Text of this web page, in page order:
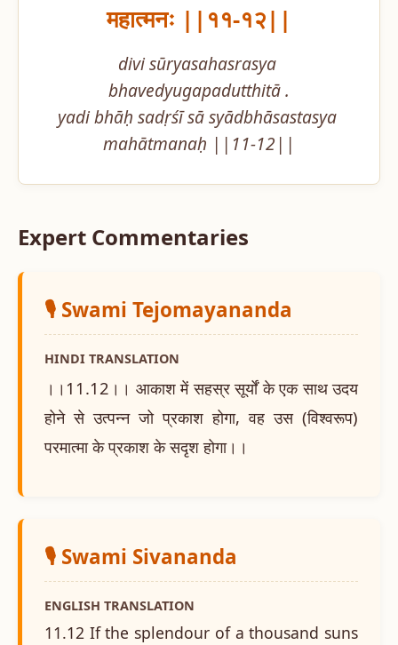
महात्मनः ||११-१२||
divi sūryasahasrasya
bhavedyugapadutthitā .
yadi bhāḥ sadṛśī sā syādbhāsastasya
mahātmanaḥ ||11-12||
Expert Commentaries
🎙️ Swami Tejomayananda
HINDI TRANSLATION
।।11.12।। आकाश में सहस्र सूर्यों के एक साथ उदय
होने से उत्पन्न जो प्रकाश होगा, वह उस (विश्वरूप)
परमात्मा के प्रकाश के सदृश होगा।।
🎙️ Swami Sivananda
ENGLISH TRANSLATION
11.12 If the splendour of a thousand suns